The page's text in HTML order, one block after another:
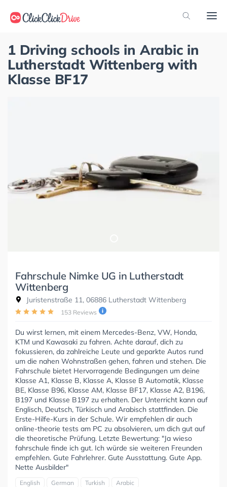
1 Driving schools in Arabic in
Lutherstadt Wittenberg with
Klasse BF17
Fahrschule Nimke UG in Lutherstadt
Wittenberg
Juristenstraße 11, 06886 Lutherstadt Wittenberg
153 Reviews
Du wirst lernen, mit einem Mercedes-Benz, VW, Honda,
KTM und Kawasaki zu fahren. Achte darauf, dich zu
fokussieren, da zahlreiche Leute und geparkte Autos rund
um die nahen Wohnstraßen gehen, fahren und stehen. Die
Fahrschule bietet Hervorragende Bedingungen um deine
Klasse A1, Klasse B, Klasse A, Klasse B Automatik, Klasse
BE, Klasse B96, Klasse AM, Klasse BF17, Klasse A2, B196,
B197 und Klasse B197 zu erhalten. Der Unterricht kann auf
Englisch, Deutsch, Türkisch und Arabisch stattfinden. Die
Erste-Hilfe-Kurs in der Schule. Wir empfehlen dir auch
online-theorie tests am PC zu absolvieren, um dich gut auf
die theoretische Prüfung. Letzte Bewertung: "Ja wieso
fahrschule finde ich gut. Ich würde sie weiteren Freunden
empfehlen. Gute Fahrlehrer. Gute Ausstattung. Gute App.
Nette Ausbilder"
English German Turkish Arabic